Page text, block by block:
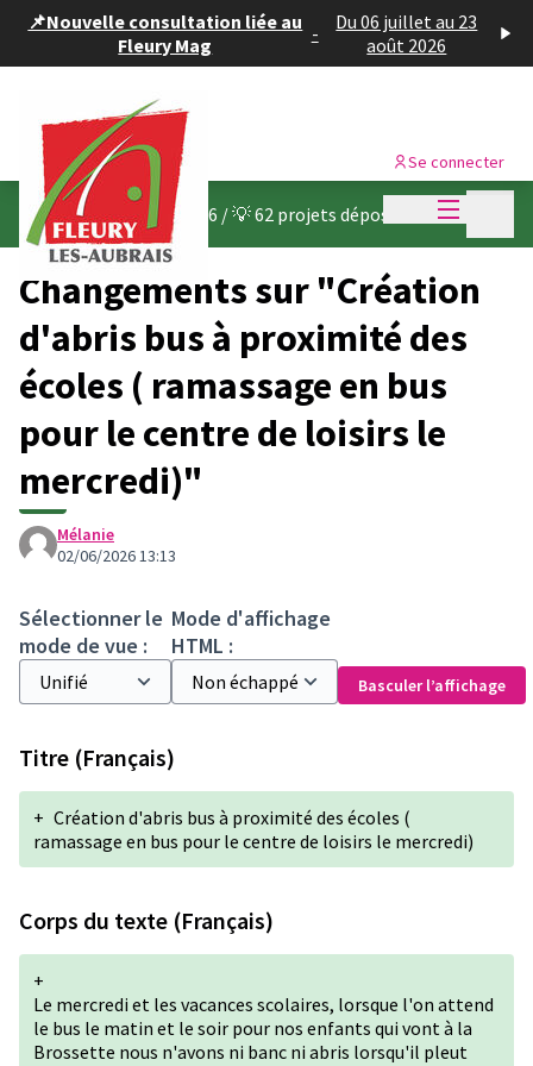
📌Nouvelle consultation liée au
Fleury Mag
-
Du 06 juillet au 23
août 2026
Menu
Se connecter
Budget participatif 2026 /💡 62 projets déposés
Changements sur "Création
d'abris bus à proximité des
écoles ( ramassage en bus
pour le centre de loisirs le
mercredi)"
Mélanie
02/06/2026 13:13
Sélectionner le
mode de vue :
Mode d'affichage
HTML :
Basculer l’affichage
Titre (Français)
+ Création d'abris bus à proximité des écoles (
ramassage en bus pour le centre de loisirs le mercredi)
Corps du texte (Français)
+
Le mercredi et les vacances scolaires, lorsque l'on attend
le bus le matin et le soir pour nos enfants qui vont à la
Brossette nous n'avons ni banc ni abris lorsqu'il pleut
Panneau de gestion des cookies